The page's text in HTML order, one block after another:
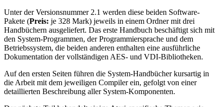
Unter der Versionsnummer 2.1 werden diese beiden Software-
Pakete (Preis: je 328 Mark) jeweils in einem Ordner mit drei
Handbüchern ausgeliefert. Das erste Handbuch beschäftigt sich mit
den System-Programmen, der Programmiersprache und dem
Betriebssystem, die beiden anderen enthalten eine ausführliche
Dokumentation der vollständigen AES- und VDI-Bibliotheken.
Auf den ersten Seiten führen die System-Handbücher kursartig in
die Arbeit mit dem jeweiligen Compiler ein, gefolgt von einer
detaillierten Beschreibung aller System-Komponenten.